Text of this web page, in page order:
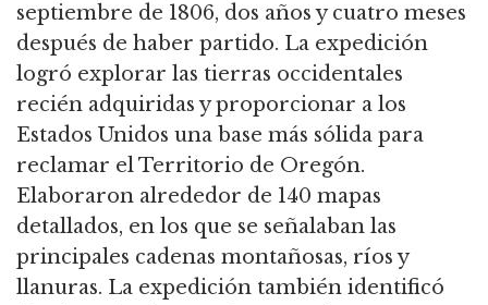
septiembre de 1806, dos años y cuatro meses
después de haber partido. La expedición
logró explorar las tierras occidentales
recién adquiridas y proporcionar a los
Estados Unidos una base más sólida para
reclamar el Territorio de Oregón.
Elaboraron alrededor de 140 mapas
detallados, en los que se señalaban las
principales cadenas montañosas, ríos y
llanuras. La expedición también identificó